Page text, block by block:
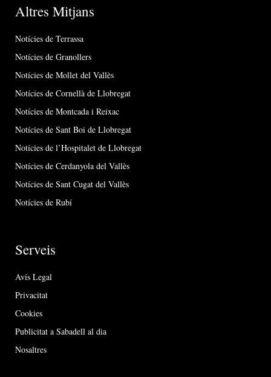
Altres Mitjans
Notícies de Terrassa
Notícies de Granollers
Notícies de Mollet del Vallès
Notícies de Cornellà de Llobregat
Notícies de Montcada i Reixac
Notícies de Sant Boi de Llobregat
Notícies de l’Hospitalet de Llobregat
Notícies de Cerdanyola del Vallès
Notícies de Sant Cugat del Vallès
Notícies de Rubí
Serveis
Avís Legal
Privacitat
Cookies
Publicitat a Sabadell al dia
Nosaltres